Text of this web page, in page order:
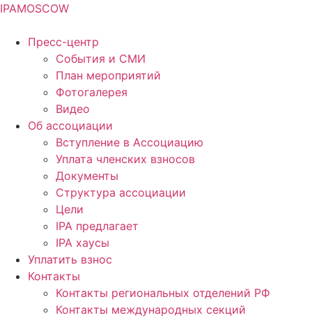
IPAMOSCOW
Пресс-центр
События и СМИ
План мероприятий
Фотогалерея
Видео
Об ассоциации
Вступление в Ассоциацию
Уплата членских взносов
Документы
Структура ассоциации
Цели
IPA предлагает
IPA хаусы
Уплатить взнос
Контакты
Контакты региональных отделений РФ
Контакты международных секций